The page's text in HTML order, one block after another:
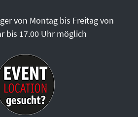
von Montag bis Freitag von
bis 17.00 Uhr möglich